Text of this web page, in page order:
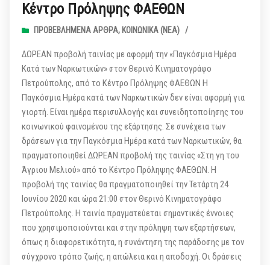
Κέντρο Πρόληψης ΦΑΕΘΩΝ
ΠΡΟΒΕΒΛΗΜΈΝΑ ΆΡΘΡΑ, ΚΟΙΝΩΝΙΚΆ (ΝΕΑ) /
ΔΩΡΕΑΝ προβολή ταινίας με αφορμή την «Παγκόσμια Ημέρα
Κατά των Ναρκωτικών» στον Θερινό Κινηματογράφο
Πετρούπολης, από το Κέντρο Πρόληψης ΦΑΕΘΩΝ Η
Παγκόσμια Ημέρα κατά των Ναρκωτικών δεν είναι αφορμή για
γιορτή. Είναι ημέρα περισυλλογής και συνειδητοποίησης του
κοινωνικού φαινομένου της εξάρτησης. Σε συνέχεια των
δράσεων για την Παγκόσμια Ημέρα κατά των Ναρκωτικών, θα
πραγματοποιηθεί ΔΩΡΕΑΝ προβολή της ταινίας «Στη γη του
Άγριου Μελιού» από το Κέντρο Πρόληψης ΦΑΕΘΩΝ. Η
προβολή της ταινίας θα πραγματοποιηθεί την Τετάρτη 24
Ιουνίου 2020 και ώρα 21:00 στον Θερινό Κινηματογράφο
Πετρούπολης. Η ταινία πραγματεύεται σημαντικές έννοιες
που χρησιμοποιούνται και στην πρόληψη των εξαρτήσεων,
όπως η διαφορετικότητα, η συνάντηση της παράδοσης με τον
σύγχρονο τρόπο ζωής, η απώλεια και η αποδοχή. Οι δράσεις